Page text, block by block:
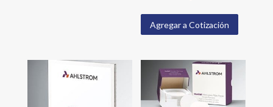
Agregar a Cotización